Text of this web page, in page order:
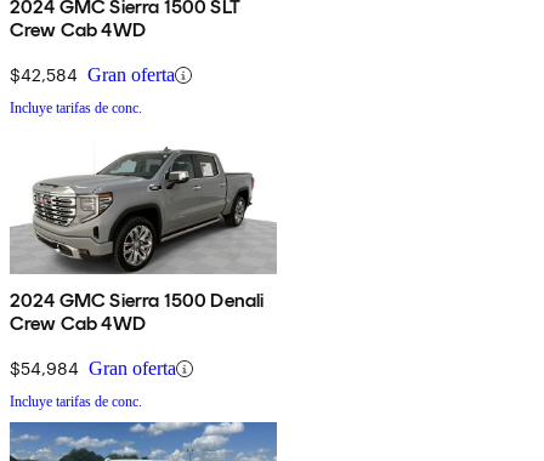
2024 GMC Sierra 1500 SLT
Crew Cab 4WD
$42,584 Gran oferta
Incluye tarifas de conc.
2024 GMC Sierra 1500 Denali
Crew Cab 4WD
$54,984 Gran oferta
Incluye tarifas de conc.